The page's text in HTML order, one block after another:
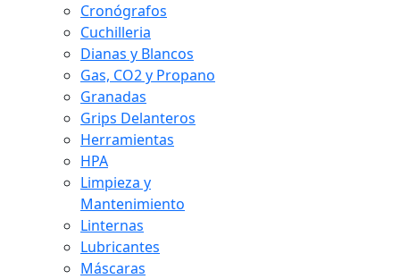
Cronógrafos
Cuchilleria
Dianas y Blancos
Gas, CO2 y Propano
Granadas
Grips Delanteros
Herramientas
HPA
Limpieza y
Mantenimiento
Linternas
Lubricantes
Máscaras